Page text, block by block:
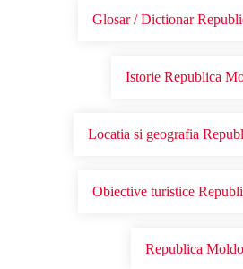
Glosar / Dictionar
Istorie Republica
Locatia si geografia
Obiective turistice
Republica